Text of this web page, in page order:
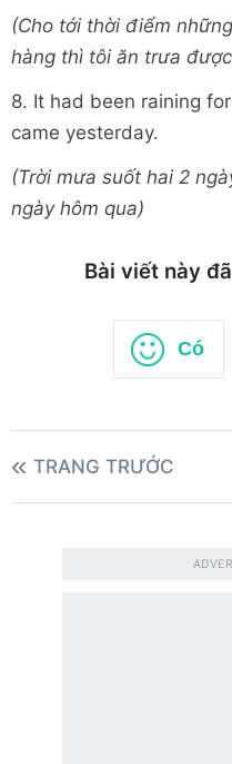
(Cho tới thời điểm
hàng thì tôi ăn trưa
8. It had been raining
came yesterday.
(Trời mưa suốt hai 2
ngày hôm qua)
Bài viết này
Có
TRANG TRƯỚC